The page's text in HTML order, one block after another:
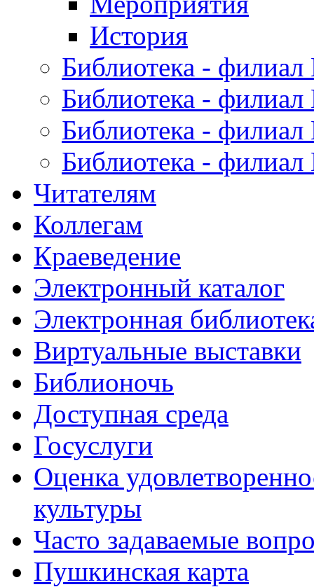
История
Библиотека -
Библиотека -
Библиотека -
Библиотека -
Читателям
Коллегам
Краеведение
Электронный каталог
Электронная
Виртуальные выставки
Библионочь
Доступная среда
Госуслуги
Оценка
культуры
Часто задаваемые
Пушкинская карта